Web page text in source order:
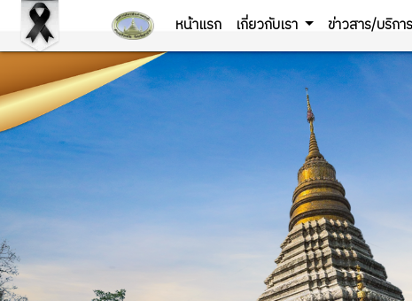
หน้าแรก เกี่ยวกับเรา ข่าวสาร/บริการ